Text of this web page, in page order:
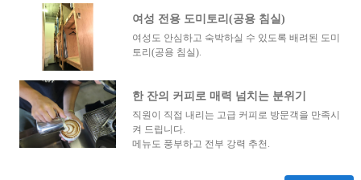
여성 전용 도미토리(공용 침실)
여성도 안심하고 숙박하실 수 있도록 배려된 도미
토리(공용 침실).
한 잔의 커피로 매력 넘치는 분위기
직원이 직접 내리는 고급 커피로 방문객을 만족시
켜 드립니다.
메뉴도 풍부하고 전부 강력 추천.